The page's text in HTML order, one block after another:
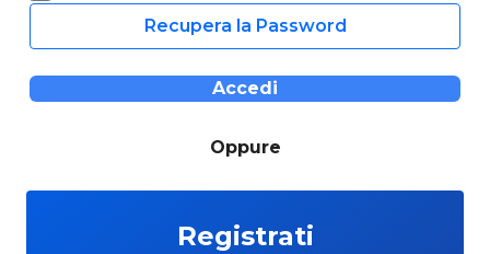
Recupera la Password
Accedi
Oppure
Registrati